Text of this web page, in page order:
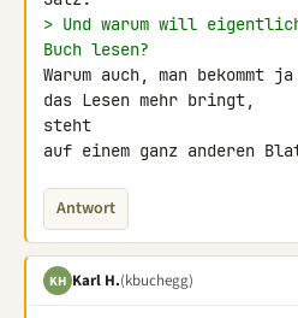
> Und warum will
Buch lesen?
Warum auch, man bekommt
das Lesen mehr bringt,
steht
auf einem ganz anderen
Antwort
KH Karl H.(kbuchegg)